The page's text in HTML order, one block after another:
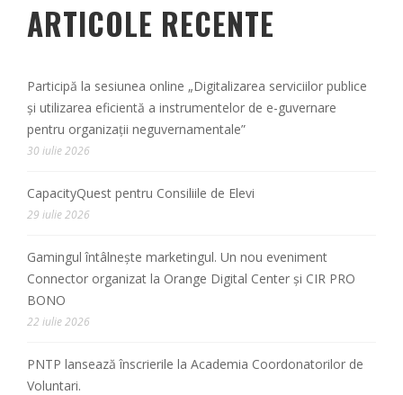
ARTICOLE RECENTE
Participă la sesiunea online „Digitalizarea serviciilor publice
și utilizarea eficientă a instrumentelor de e-guvernare
pentru organizații neguvernamentale”
30 iulie 2026
CapacityQuest pentru Consiliile de Elevi
29 iulie 2026
Gamingul întâlnește marketingul. Un nou eveniment
Connector organizat la Orange Digital Center și CIR PRO
BONO
22 iulie 2026
PNTP lansează înscrierile la Academia Coordonatorilor de
Voluntari.